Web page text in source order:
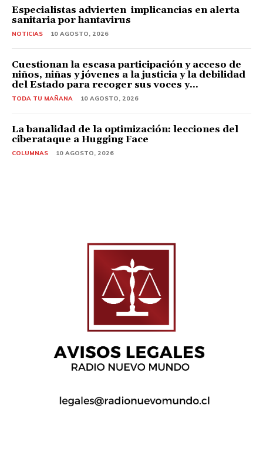
Especialistas advierten implicancias en alerta
sanitaria por hantavirus
NOTICIAS 10 AGOSTO, 2026
Cuestionan la escasa participación y acceso de
niños, niñas y jóvenes a la justicia y la debilidad
del Estado para recoger sus voces y...
TODA TU MAÑANA 10 AGOSTO, 2026
La banalidad de la optimización: lecciones del
ciberataque a Hugging Face
COLUMNAS 10 AGOSTO, 2026